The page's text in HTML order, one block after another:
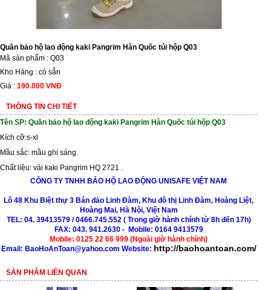
Quần bảo hộ lao động kaki Pangrim Hàn Quốc túi hộp Q03
Mã sản phẩm : Q03
Kho Hàng : có sẵn
Giá : 190.000 VNĐ
THÔNG TIN CHI TIẾT
Tên SP: Quần bảo hộ lao động kaki Pangrim Hàn Quốc túi hộp Q03
Kích cỡ:s-xl
Mầu sắc: mầu ghi sáng.
Chất liệu: vải kaki Pangrim HQ 2721 .
CÔNG TY TNHH BẢO HỘ LAO ĐỘNG UNISAFE VIỆT NAM
Lô 48 Khu Biệt thự 3 Bán đảo Linh Đàm, Khu đô thị Linh Đàm, Hoàng Liệt,
Hoàng Mai, Hà Nội, Việt Nam
TEL: 04. 39413579 / 0466.745.552 ( Trong giờ hành chính từ 8h đến 17h)
FAX: 043. 941.2630 - Mobile: 0164 9413579
Mobile: 0125 22 66 999 (Ngoài giờ hành chính)
Email: BaoHoAnToan@yahoo.com Website: http://baohoantoan.com/
SẢN PHẨM LIÊN QUAN